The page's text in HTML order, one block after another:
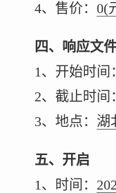
4、售价： 0(
四、响应文
1、开始时间：
2、截止时间：
3、地点： 湖
五、开启
1、时间：